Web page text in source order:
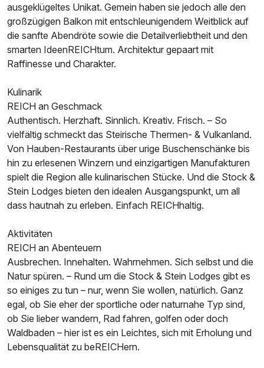
Für 3 Tage p.P. ab239,00 €
ausgeklügeltes Unikat. Gemein haben sie jedoch alle den
großzügigen Balkon mit entschleunigendem Weitblick auf
die sanfte Abendröte sowie die Detailverliebtheit und den
smarten IdeenREICHtum. Architektur gepaart mit
Raffinesse und Charakter.
Kulinarik
REICH an Geschmack
Authentisch. Herzhaft. Sinnlich. Kreativ. Frisch. – So
vielfältig schmeckt das Steirische Thermen- & Vulkanland.
Von Hauben-Restaurants über urige Buschenschänke bis
hin zu erlesenen Winzern und einzigartigen Manufakturen
spielt die Region alle kulinarischen Stücke. Und die Stock &
Stein Lodges bieten den idealen Ausgangspunkt, um all
dass hautnah zu erleben. Einfach REICHhaltig.
Aktivitäten
REICH an Abenteuern
Ausbrechen. Innehalten. Wahrnehmen. Sich selbst und die
Natur spüren. – Rund um die Stock & Stein Lodges gibt es
so einiges zu tun – nur, wenn Sie wollen, natürlich. Ganz
egal, ob Sie eher der sportliche oder naturnahe Typ sind,
ob Sie lieber wandern, Rad fahren, golfen oder doch
Waldbaden – hier ist es ein Leichtes, sich mit Erholung und
Lebensqualität zu beREICHern.